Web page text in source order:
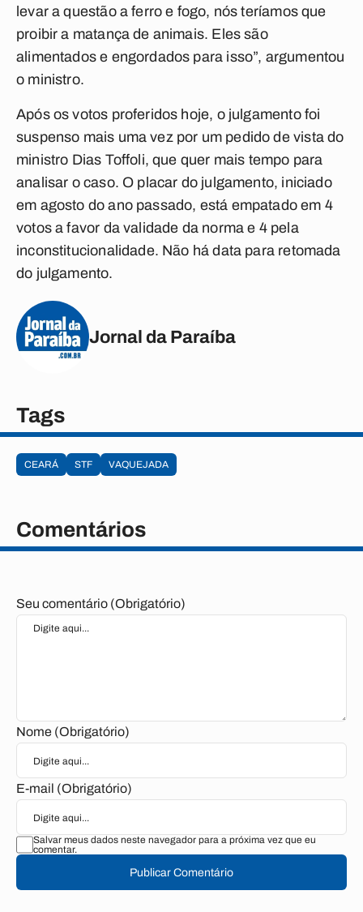
levar a questão a ferro e fogo, nós teríamos que
proibir a matança de animais. Eles são
alimentados e engordados para isso”, argumentou
o ministro.
Após os votos proferidos hoje, o julgamento foi
suspenso mais uma vez por um pedido de vista do
ministro Dias Toffoli, que quer mais tempo para
analisar o caso. O placar do julgamento, iniciado
em agosto do ano passado, está empatado em 4
votos a favor da validade da norma e 4 pela
inconstitucionalidade. Não há data para retomada
do julgamento.
Jornal da Paraíba
Tags
CEARÁ STF VAQUEJADA
Comentários
Seu comentário (Obrigatório)
Nome (Obrigatório)
E-mail (Obrigatório)
Salvar meus dados neste navegador para a próxima vez que eu
comentar.
Publicar Comentário